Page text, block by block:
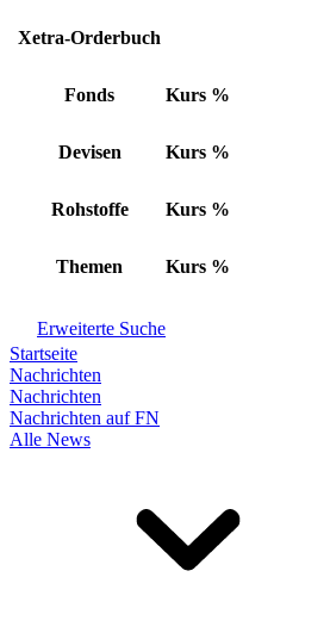
Xetra-Orderbuch
Fonds Kurs %
Devisen Kurs %
Rohstoffe Kurs %
Themen Kurs %
Erweiterte Suche
Startseite
Nachrichten
Nachrichten
Nachrichten auf FN
Alle News